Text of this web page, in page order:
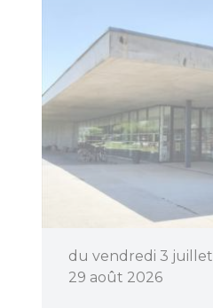
du vendredi 3
29 août 2026